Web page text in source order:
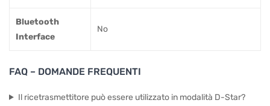
Bluetooth
Interface
No
FAQ – DOMANDE FREQUENTI
Il ricetrasmettitore può essere utilizzato in modalità D-Star?